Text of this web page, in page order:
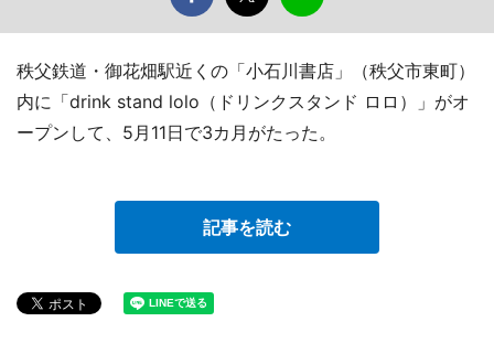
秩父鉄道・御花畑駅近くの「小石川書店」（秩父市東町）
内に「drink stand lolo（ドリンクスタンド ロロ）」がオ
ープンして、5月11日で3カ月がたった。
記事を読む